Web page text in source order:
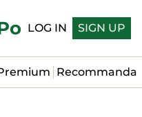
LOG IN SIGN UP